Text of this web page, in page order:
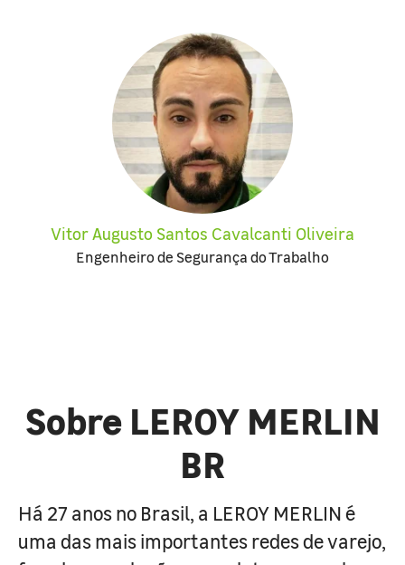
Vitor Augusto Santos Cavalcanti Oliveira
Engenheiro de Segurança do Trabalho
Sobre LEROY MERLIN
BR
Há 27 anos no Brasil, a LEROY MERLIN é
uma das mais importantes redes de varejo,